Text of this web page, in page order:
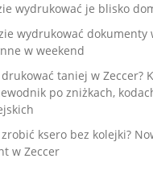
wydrukować je blisko
wydrukować dokumenty
w weekend
drukować taniej w Zeccer?
po zniżkach,
zrobić ksero bez kolejki?
w Zeccer